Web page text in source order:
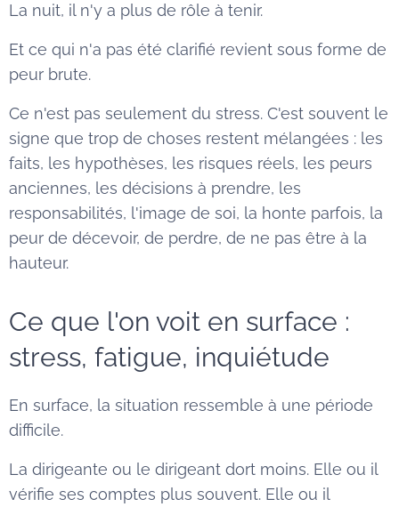
La nuit, il n'y a plus de rôle à tenir.
Et ce qui n'a pas été clarifié revient sous forme de
peur brute.
Ce n'est pas seulement du stress. C'est souvent le
signe que trop de choses restent mélangées : les
faits, les hypothèses, les risques réels, les peurs
anciennes, les décisions à prendre, les
responsabilités, l'image de soi, la honte parfois, la
peur de décevoir, de perdre, de ne pas être à la
hauteur.
Ce que l'on voit en surface :
stress, fatigue, inquiétude
En surface, la situation ressemble à une période
difficile.
La dirigeante ou le dirigeant dort moins. Elle ou il
vérifie ses comptes plus souvent. Elle ou il